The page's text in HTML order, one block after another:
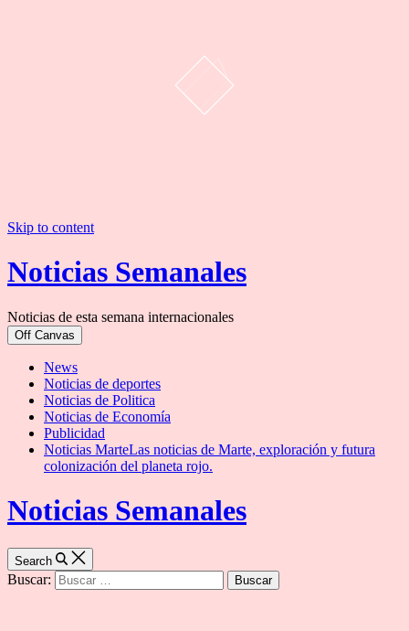
Skip to content
Noticias Semanales
Noticias de esta semana internacionales
Off Canvas
News
Noticias de deportes
Noticias de Politica
Noticias de Economía
Publicidad
Noticias MarteLas noticias de Marte, exploración y futura
colonización del planeta rojo.
Noticias Semanales
Search
Buscar: